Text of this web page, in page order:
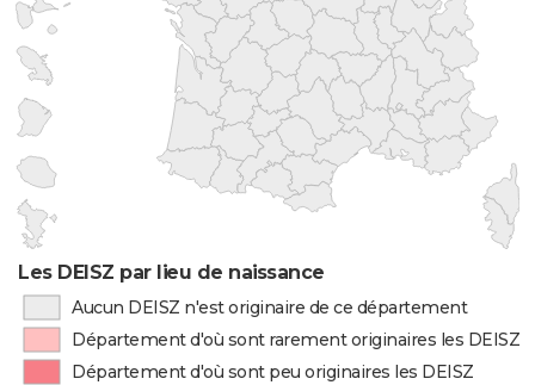
Les DEISZ par lieu de naissance
Aucun DEISZ n'est originaire de ce département
Département d'où sont rarement originaires les DEISZ
Département d'où sont peu originaires les DEISZ